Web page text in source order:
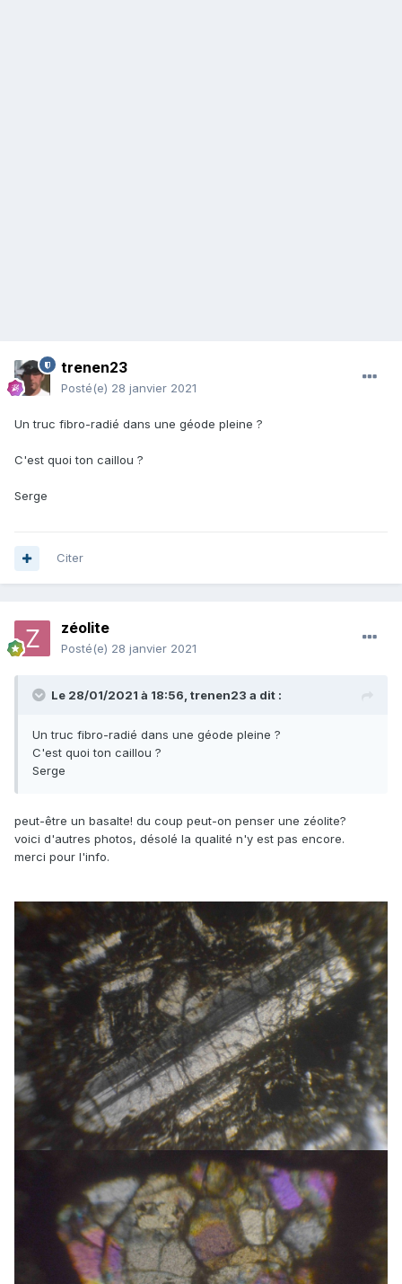
trenen23
Posté(e) 28 janvier 2021
Un truc fibro-radié dans une géode pleine ?
C'est quoi ton caillou ?
Serge
Citer
zéolite
Posté(e) 28 janvier 2021
Le 28/01/2021 à 18:56, trenen23 a dit :
Un truc fibro-radié dans une géode pleine ?
C'est quoi ton caillou ?
Serge
peut-être un basalte! du coup peut-on penser une zéolite?
voici d'autres photos, désolé la qualité n'y est pas encore.
merci pour l'info.